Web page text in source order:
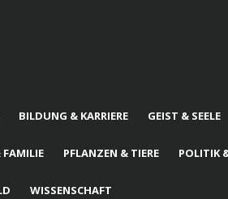
BILDUNG & KARRIERE GEIST & SEELE
FAMILIE PFLANZEN & TIERE POLITIK
WISSENSCHAFT